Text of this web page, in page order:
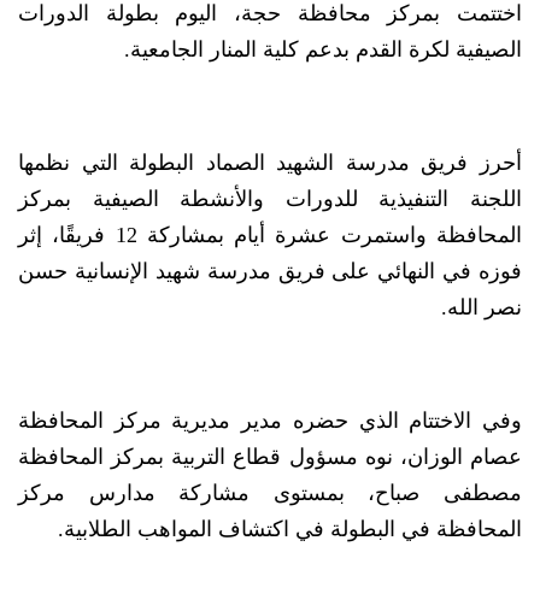
اختتمت بمركز محافظة حجة، اليوم بطولة الدورات
الصيفية لكرة القدم بدعم كلية المنار الجامعية.
أحرز فريق مدرسة الشهيد الصماد البطولة التي نظمها
اللجنة التنفيذية للدورات والأنشطة الصيفية بمركز
المحافظة واستمرت عشرة أيام بمشاركة 12 فريقًا، إثر
فوزه في النهائي على فريق مدرسة شهيد الإنسانية حسن
نصر الله.
وفي الاختتام الذي حضره مدير مديرية مركز المحافظة
عصام الوزان، نوه مسؤول قطاع التربية بمركز المحافظة
مصطفى صباح، بمستوى مشاركة مدارس مركز
المحافظة في البطولة في اكتشاف المواهب الطلابية.